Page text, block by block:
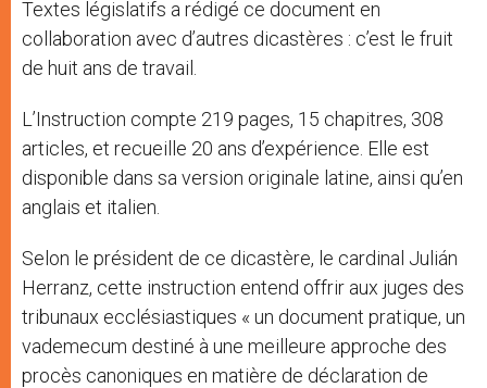
Textes législatifs a rédigé ce document en
collaboration avec d’autres dicastères : c’est le fruit
de huit ans de travail.
L’Instruction compte 219 pages, 15 chapitres, 308
articles, et recueille 20 ans d’expérience. Elle est
disponible dans sa version originale latine, ainsi qu’en
anglais et italien.
Selon le président de ce dicastère, le cardinal Julián
Herranz, cette instruction entend offrir aux juges des
tribunaux ecclésiastiques « un document pratique, un
vademecum destiné à une meilleure approche des
procès canoniques en matière de déclaration de